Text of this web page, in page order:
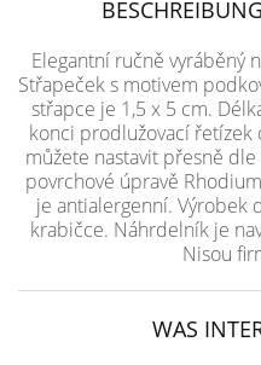
Elegantní ručně vyráběný
Střapeček s motivem
střapce je 1,5 x 5 cm.
konci prodlužovací
můžete nastavit přesně
povrchové úpravě
je antialergenní. Výrobek
krabičce. Náhrdelník je
Nisou
WAS